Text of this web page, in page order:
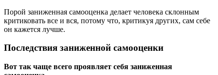
Порой заниженная самооценка делает человека склонным
критиковать все и вся, потому что, критикуя других, сам себе
он кажется лучше.
Последствия заниженной самооценки
Вот так чаще всего проявляет себя заниженная